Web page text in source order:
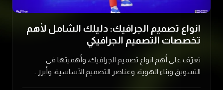
انواع تصميم الجرافيك: دليلك الشامل لأهم
تخصصات التصميم الجرافيكي
تعرّف على أهم انواع تصميم الجرافيك، وأهميتها في
التسويق وبناء الهوية، وعناصر التصميم الأساسية، وأبرز...